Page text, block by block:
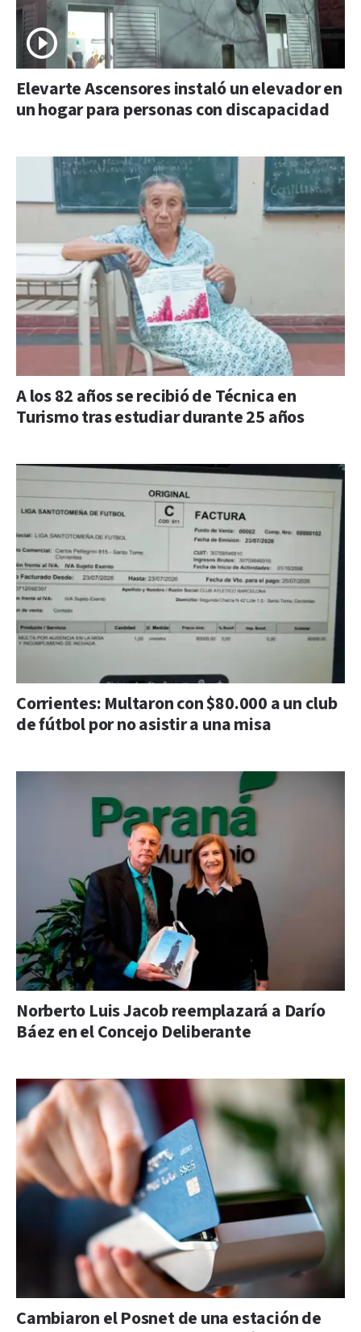
Elevarte Ascensores instaló un elevador en
un hogar para personas con discapacidad
A los 82 años se recibió de Técnica en
Turismo tras estudiar durante 25 años
Corrientes: Multaron con $80.000 a un club
de fútbol por no asistir a una misa
Norberto Luis Jacob reemplazará a Darío
Báez en el Concejo Deliberante
Cambiaron el Posnet de una estación de